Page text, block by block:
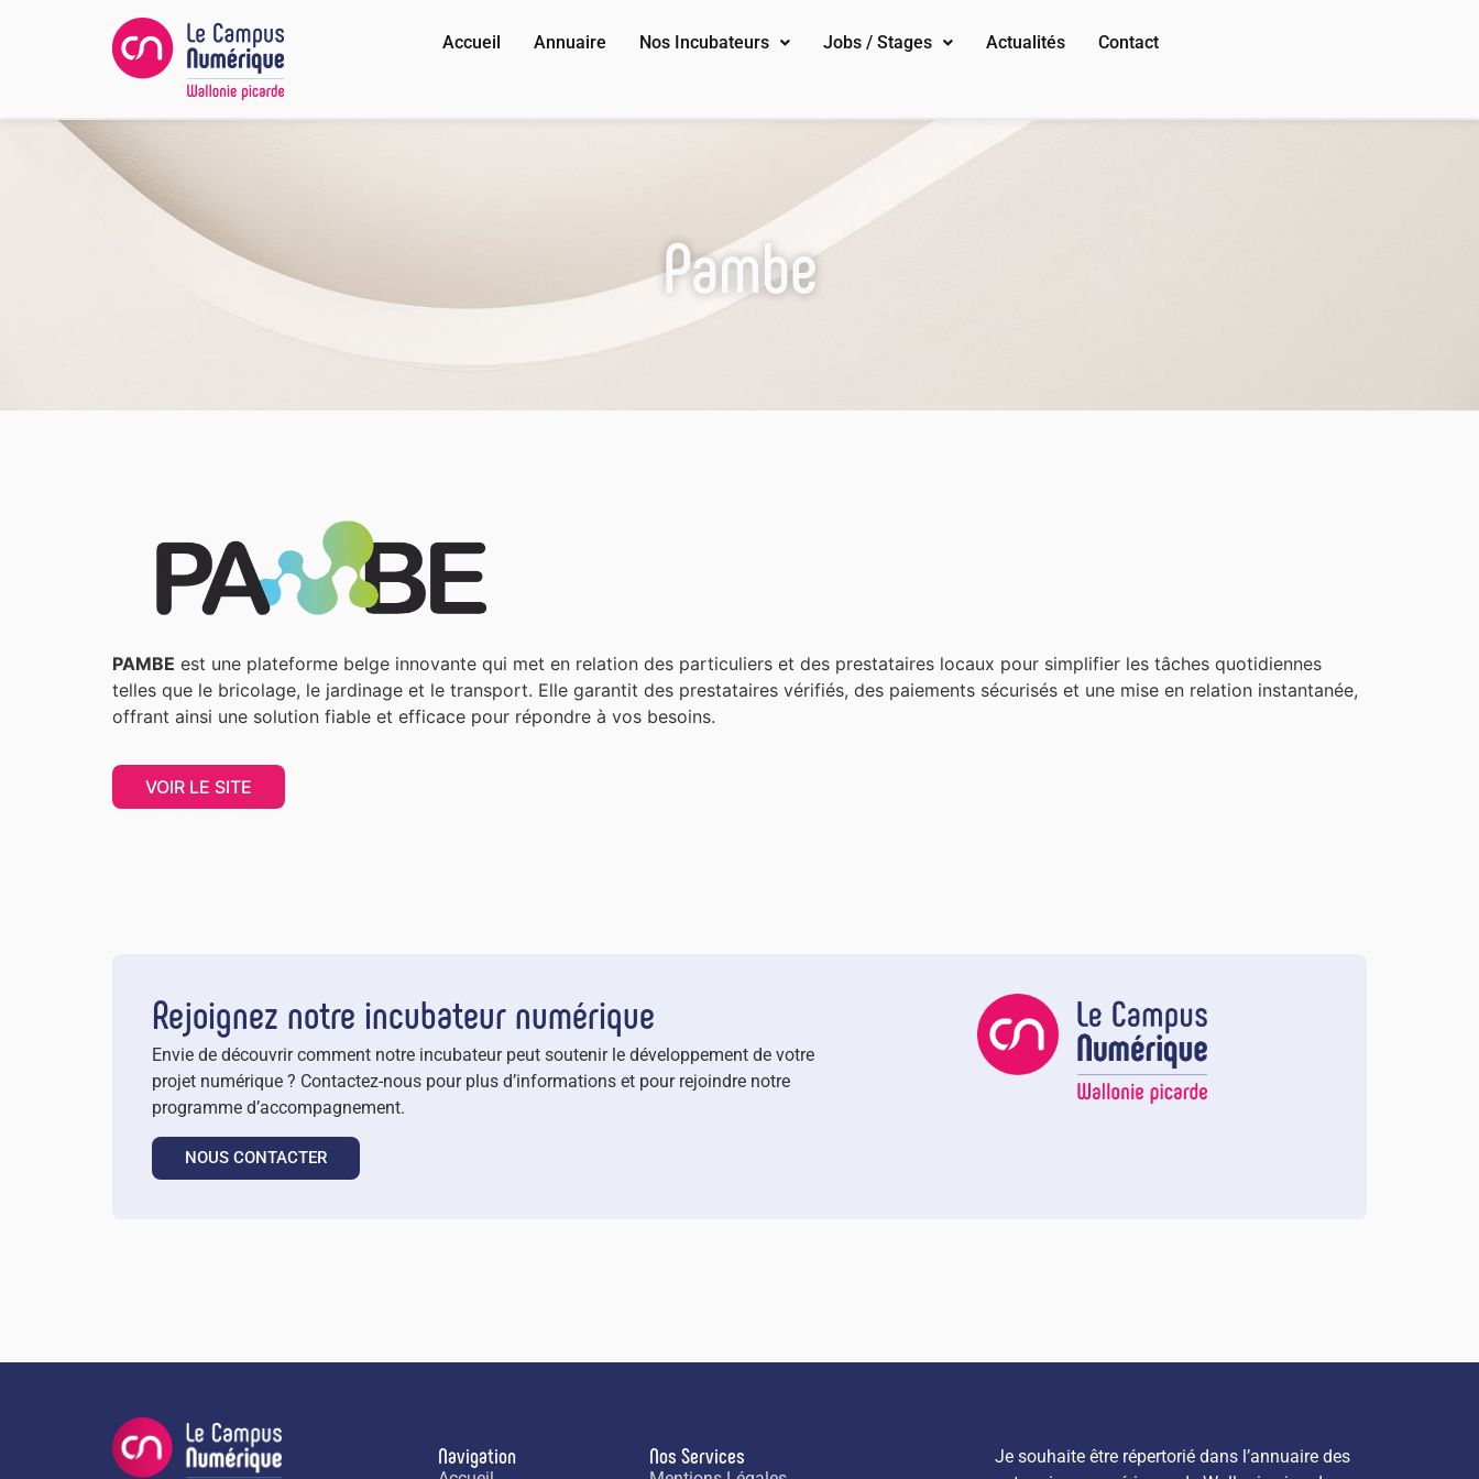
Accueil Annuaire Nos Incubateurs Jobs / Stages Actualités Contact
Pambe
PAMBE est une plateforme belge innovante qui met en relation des particuliers et des prestataires locaux pour simplifier les tâches quotidiennes
telles que le bricolage, le jardinage et le transport. Elle garantit des prestataires vérifiés, des paiements sécurisés et une mise en relation instantanée,
offrant ainsi une solution fiable et efficace pour répondre à vos besoins.
VOIR LE SITE
Rejoignez notre incubateur numérique
Envie de découvrir comment notre incubateur peut soutenir le développement de votre
projet numérique ? Contactez-nous pour plus d’informations et pour rejoindre notre
programme d’accompagnement.
NOUS CONTACTER
Navigation Nos Services
Je souhaite être répertorié dans l’annuaire des